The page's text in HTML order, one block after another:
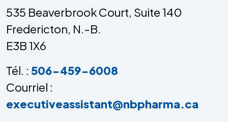
535 Beaverbrook Court, Suite 140
Fredericton, N.-B.
E3B 1X6
Tél. : 506-459-6008
Courriel :
executiveassistant@nbpharma.ca